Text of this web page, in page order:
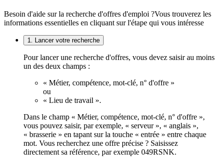
Besoin d'aide sur la recherche d'offres d'emploi ?Vous trouverez les
informations essentielles en cliquant sur l'étape qui vous intéresse
1. Lancer votre recherche
Pour lancer une recherche d'offres, vous devez saisir au moins
un des deux champs :
« Métier, compétence, mot-clé, n° d'offre »
ou
« Lieu de travail ».
Dans le champ « Métier, compétence, mot-clé, n° d'offre »,
vous pouvez saisir, par exemple, « serveur », « anglais »,
« brasserie » en tapant sur la touche « entrée » entre chaque
mot. Vous recherchez une offre précise ? Saisissez
directement sa référence, par exemple 049RSNK.